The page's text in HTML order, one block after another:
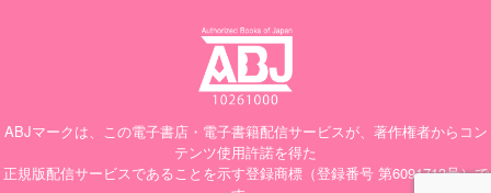
ABJマークは、この電子書店・電子書籍配信サービスが、著作権者からコン
テンツ使用許諾を得た
正規版配信サービスであることを示す登録商標（登録番号 第6091713号）で